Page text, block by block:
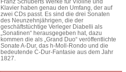
Franz Schuberts Werke für Violine und
Klavier haben genau den Umfang, der auf
zwei CDs passt. Es sind die drei Sonaten
des Neunzehnjährigen, die der
geschäftstüchtige Verleger Diabelli als
„Sonatinen“ herausgegeben hat, dazu
kommen die als „Grand Duo“ veröffentlichte
Sonate A-Dur, das h-Moll-Rondo und die
bedeutende C-Dur-Fantasie aus dem Jahr
1827.